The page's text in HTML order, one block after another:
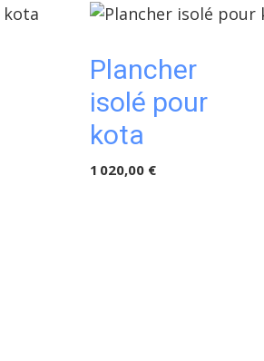
Plancher
isolé pour
kota
1 020,00 €